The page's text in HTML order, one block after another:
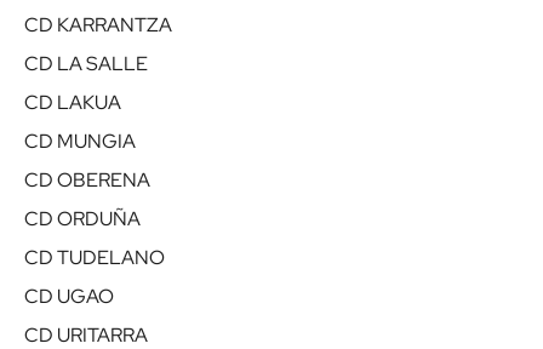
CD KARRANTZA
CD LA SALLE
CD LAKUA
CD MUNGIA
CD OBERENA
CD ORDUÑA
CD TUDELANO
CD UGAO
CD URITARRA